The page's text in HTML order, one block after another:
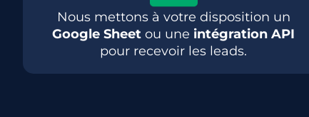
Nous mettons à votre disposition un
Google Sheet ou une intégration API
pour recevoir les leads.